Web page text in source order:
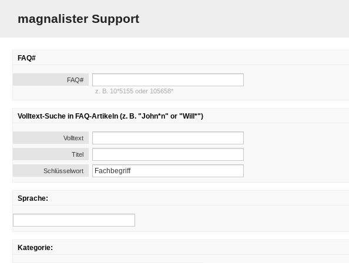
magnalister Support
FAQ#
FAQ#
z. B. 10*5155 oder 105658*
Volltext-Suche in FAQ-Artikeln (z. B. "John*n" or "Will*")
Volltext
Titel
Schlüsselwort
Sprache:
Kategorie: